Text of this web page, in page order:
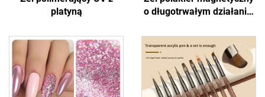
platyną
o długotrwałym działaniu,